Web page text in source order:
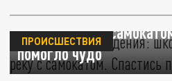
Второй день рождения:
Москву-реку с
помогло чудо
ПРОИСШЕСТВИЯ